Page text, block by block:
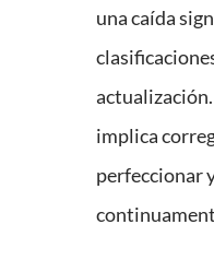
una caída
implica
perfeccionar